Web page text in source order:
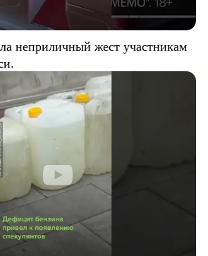
неприличный жест участникам